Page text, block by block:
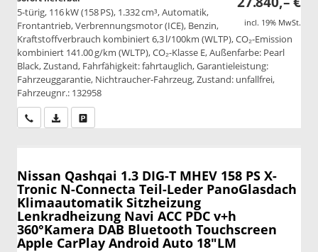
incl. 19% MwSt.
5-türig, 116 kW (158 PS), 1.332 cm³, Automatik,
Frontantrieb, Verbrennungsmotor (ICE), Benzin,
Kraftstoffverbrauch kombiniert 6,3 l/100km (WLTP), CO₂-Emission
kombiniert 141.00 g/km (WLTP), CO₂-Klasse E, Außenfarbe: Pearl
Black, Zustand, Fahrfähigkeit: fahrtauglich, Garantieleistung:
Fahrzeuggarantie, Nichtraucher-Fahrzeug, Zustand: unfallfrei,
Fahrzeugnr.: 132958
Wir rufen Sie anPDF-Datei, Fahrzeugexposé drucken
Nissan Qashqai 1.3 DIG-T MHEV 158 PS X-
Tronic N-Connecta Teil-Leder PanoGlasdach
Klimaautomatik Sitzheizung
Lenkradheizung Navi ACC PDC v+h
360°Kamera DAB Bluetooth Touchscreen
Apple CarPlay Android Auto 18"LM